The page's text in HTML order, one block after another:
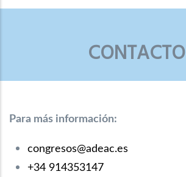
CONTACTO
Para más información:
congresos@adeac.es
+34 914353147